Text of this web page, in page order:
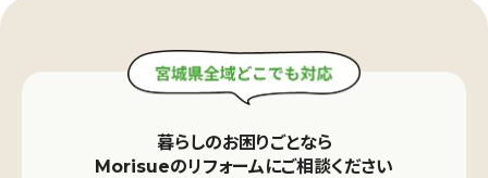
暮らしのお困りごとなら
Morisueのリフォームにご相談ください